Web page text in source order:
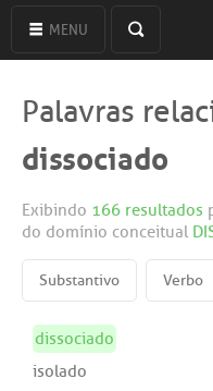
MENU
Palavras
dissociado
Exibindo 166 resultados
do domínio conceitual
Substantivo Verbo
dissociado
isolado